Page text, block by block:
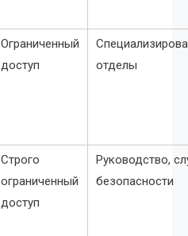
Ограниченный
доступ
отделы
Строго
ограниченный
доступ
Руководство,
безопасности